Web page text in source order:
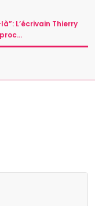
L’écrivain Thierry